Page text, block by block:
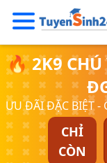
🔥 2K9
ƯU ĐÃI ĐẶC BIỆT -
CHỈ
CÒN